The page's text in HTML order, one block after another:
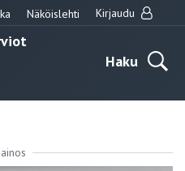
Näköislehti Kirjaudu
Haku